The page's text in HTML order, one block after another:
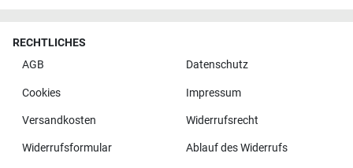
RECHTLICHES
AGB
Datenschutz
Cookies Impressum
Versandkosten Widerrufsrecht
Widerrufsformular Ablauf des Widerrufs